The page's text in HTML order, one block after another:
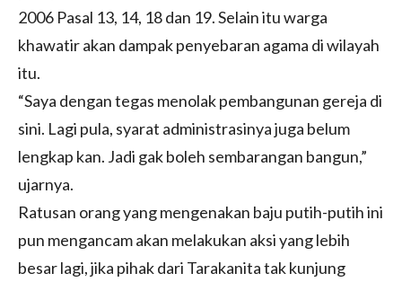
2006 Pasal 13, 14, 18 dan 19. Selain itu warga
khawatir akan dampak penyebaran agama di wilayah
itu.
“Saya dengan tegas menolak pembangunan gereja di
sini. Lagi pula, syarat administrasinya juga belum
lengkap kan. Jadi gak boleh sembarangan bangun,”
ujarnya.
Ratusan orang yang mengenakan baju putih-putih ini
pun mengancam akan melakukan aksi yang lebih
besar lagi, jika pihak dari Tarakanita tak kunjung